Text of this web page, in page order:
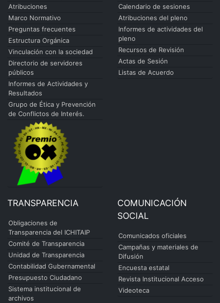
Atribuciones
Marco Normativo
Preguntas frecuentes
Estructura Orgánica
Vinculación con la sociedad
Directorio de servidores
públicos
Informes de Actividades y
Resultados
Grupo de Ética y Prevención
de Conflictos de Interés.
Calendario de sesiones
Atribuciones del pleno
Informes de actividades del
pleno
Recursos de Revisión
Actas de Sesión
Listas de Acuerdo
TRANSPARENCIA
Obligaciones de
Transparencia del ICHITAIP
Comité de Transparencia
Unidad de Transparencia
Contabilidad Gubernamental
Presupuesto Ciudadano
Sistema institucional de
archivos
COMUNICACIÓN
SOCIAL
Comunicados oficiales
Campañas y materiales de
Difusión
Encuesta estatal
Revista Institucional Acceso
Videoteca